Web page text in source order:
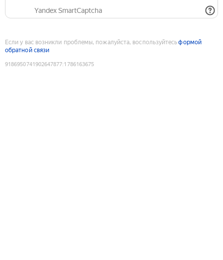
Yandex SmartCaptcha
Если у вас возникли проблемы, пожалуйста, воспользуйтесьформой
обратной связи
9186950741902647877:1786163675